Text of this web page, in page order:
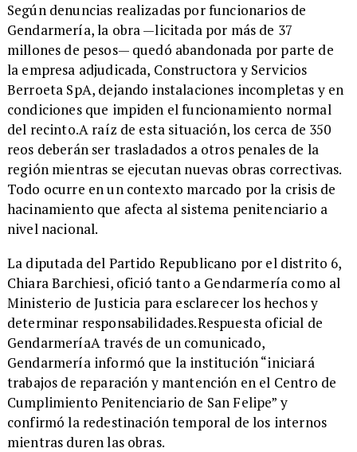
​Según denuncias realizadas por funcionarios de
Gendarmería, la obra —licitada por más de 37
millones de pesos— quedó abandonada por parte de
la empresa adjudicada, Constructora y Servicios
Berroeta SpA, dejando instalaciones incompletas y en
condiciones que impiden el funcionamiento normal
del recinto.A raíz de esta situación, los cerca de 350
reos deberán ser trasladados a otros penales de la
región mientras se ejecutan nuevas obras correctivas.
Todo ocurre en un contexto marcado por la crisis de
hacinamiento que afecta al sistema penitenciario a
nivel nacional.
La diputada del Partido Republicano por el distrito 6,
Chiara Barchiesi, ofició tanto a Gendarmería como al
Ministerio de Justicia para esclarecer los hechos y
determinar responsabilidades.Respuesta oficial de
GendarmeríaA través de un comunicado,
Gendarmería informó que la institución “iniciará
trabajos de reparación y mantención en el Centro de
Cumplimiento Penitenciario de San Felipe” y
confirmó la redestinación temporal de los internos
mientras duren las obras.